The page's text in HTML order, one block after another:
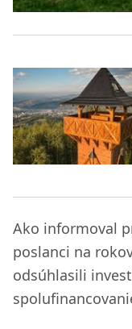
Ako informoval
poslanci na
odsúhlasili